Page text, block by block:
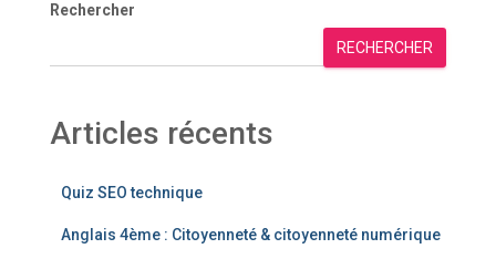
Rechercher
RECHERCHER
Articles récents
Quiz SEO technique
Anglais 4ème : Citoyenneté & citoyenneté numérique